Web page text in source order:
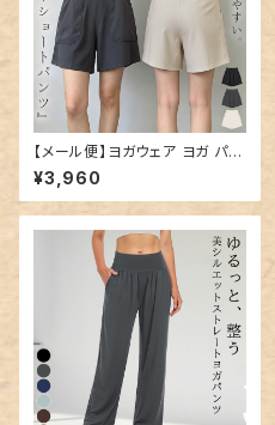
【メール便】ヨガウェア ヨガ パン
ツ レディース ショート 台形 トレ
ーニングウェア／yoga308
¥3,960